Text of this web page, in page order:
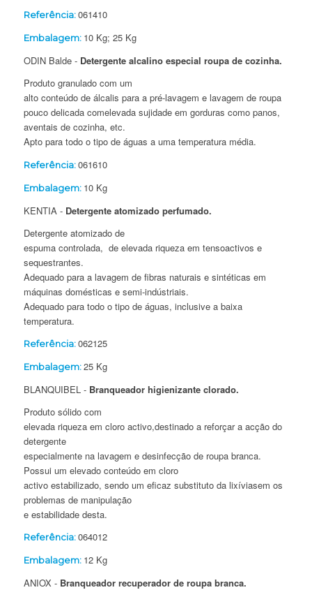
Referência:061410
Embalagem: 10 Kg; 25 Kg
ODIN Balde - Detergente alcalino especial roupa de cozinha.
Produto granulado com um
alto conteúdo de álcalis para a pré-lavagem e lavagem de roupa
pouco delicada comelevada sujidade em gorduras como panos,
aventais de cozinha, etc.
Apto para todo o tipo de águas a uma temperatura média.
Referência:061610
Embalagem: 10 Kg
KENTIA - Detergente atomizado perfumado.
Detergente atomizado de
espuma controlada, de elevada riqueza em tensoactivos e
sequestrantes.
Adequado para a lavagem de fibras naturais e sintéticas em
máquinas domésticas e semi-indústriais.
Adequado para todo o tipo de águas, inclusive a baixa
temperatura.
Referência:062125
Embalagem:25 Kg
BLANQUIBEL - Branqueador higienizante clorado.
Produto sólido com
elevada riqueza em cloro activo,destinado a reforçar a acção do
detergente
especialmente na lavagem e desinfecção de roupa branca.
Possui um elevado conteúdo em cloro
activo estabilizado, sendo um eficaz substituto da lixíviasem os
problemas de manipulação
e estabilidade desta.
Referência:064012
Embalagem: 12 Kg
ANIOX - Branqueador recuperador de roupa branca.